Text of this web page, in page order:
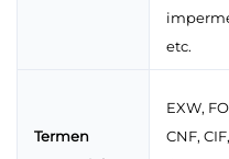
etc.
Termen
EXW,
CNF, CIF,